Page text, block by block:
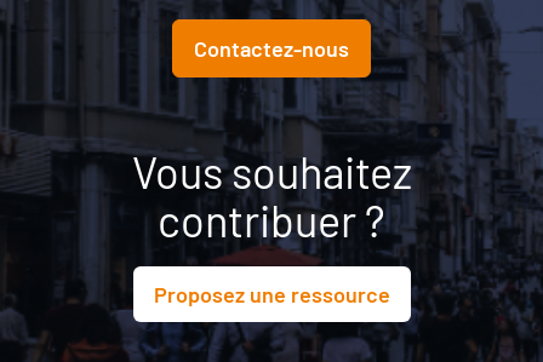
Contactez-nous
Vous souhaitez
contribuer ?
Proposez une ressource